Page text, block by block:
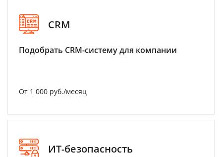
CRM
Подобрать CRM-систему для компании
От 1 000 руб./месяц
ИТ-безопасность